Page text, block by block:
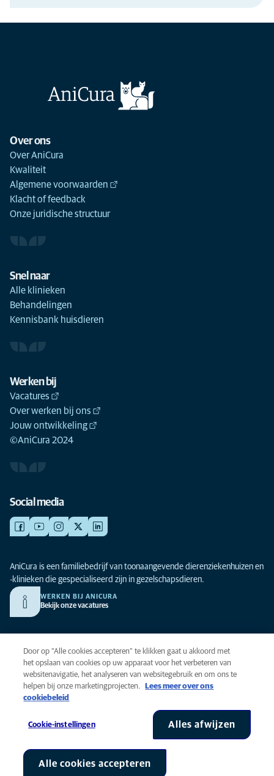
Over ons
Over AniCura
Kwaliteit
Algemene voorwaarden
Klacht of feedback
Onze juridische structuur
Snel naar
Alle klinieken
Behandelingen
Kennisbank huisdieren
Werken bij
Vacatures
Over werken bij ons
Jouw ontwikkeling
©AniCura 2024
Social media
AniCura is een familiebedrijf van toonaangevende dierenziekenhuizen en
-klinieken die gespecialiseerd zijn in gezelschapsdieren.
WERKEN BIJ ANICURA
Bekijk onze vacatures
Privacy
Algemene voorwaarden
Cookies
Toegankelijkheid
AniCura is onderdeel van Mars, Inc © 2026
Cookie-instellingen
Door op “Alle cookies accepteren” te klikken gaat u akkoord met
het opslaan van cookies op uw apparaat voor het verbeteren van
websitenavigatie, het analyseren van websitegebruik en om ons te
helpen bij onze marketingprojecten.
Lees meer over ons
cookiebeleid
Cookie-instellingen Alles afwijzen
Alle cookies accepteren